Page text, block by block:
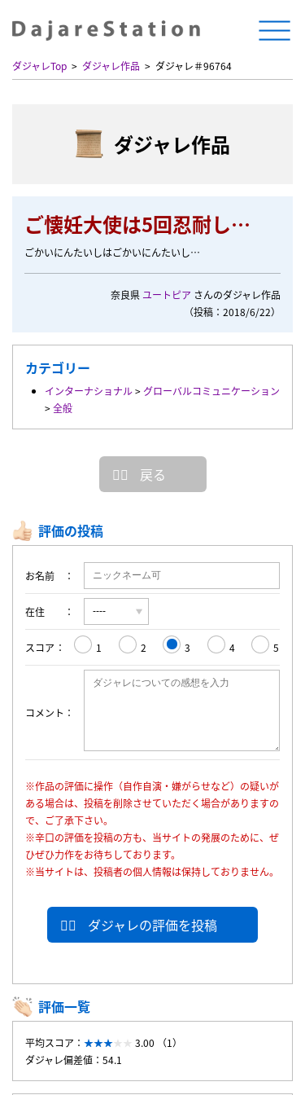
ダジャレTop ダジャレ作品 ダジャレ＃96764
ダジャレ作品
ご懐妊大使は5回忍耐し…
ごかいにんたいしはごかいにんたいし…
奈良県 ユートピア さんのダジャレ作品
（投稿：2018/6/22）
カテゴリー
インターナショナル> グローバルコミュニケーション
>全般
戻る
評価の投稿
お名前
在住
スコア 1 2 3 4 5
コメント
※作品の評価に操作（自作自演・嫌がらせなど）の疑いが
ある場合は、投稿を削除させていただく場合がありますの
で、ご了承下さい。
※辛口の評価を投稿の方も、当サイトの発展のために、ぜ
ひぜひ力作をお待ちしております。
※当サイトは、投稿者の個人情報は保持しておりません。
ダジャレの評価を投稿
評価一覧
平均スコア：
3.00 （1）
ダジャレ偏差値：54.1